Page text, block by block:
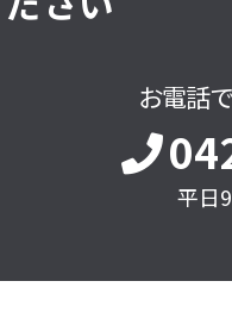
お電話
平日